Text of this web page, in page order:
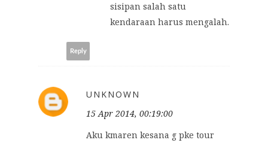
sisipan salah satu
kendaraan harus mengalah.
Reply
UNKNOWN
15 Apr 2014, 00:19:00
Aku kmaren kesana g pke tour